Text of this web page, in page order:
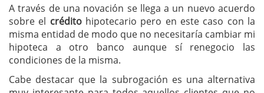
A través de una novación se llega a un nuevo acuerdo
sobre el crédito hipotecario pero en este caso con la
misma entidad de modo que no necesitaría cambiar mi
hipoteca a otro banco aunque sí renegocio las
condiciones de la misma.
Cabe destacar que la subrogación es una alternativa